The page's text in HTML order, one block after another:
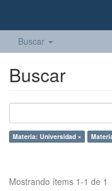
Buscar
Buscar
Materia: Universidad ×
Mostrando ítems 1-1 de 1